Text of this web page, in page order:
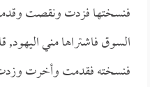
فنسختها فزدت ونقصت
السوق فاشتراها مني
فنسخته فقدمت وأخرت